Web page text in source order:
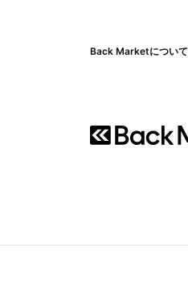
Back Marketについて